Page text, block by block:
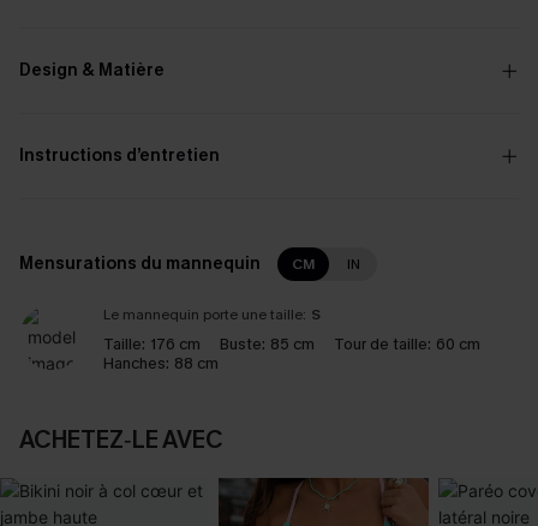
Design & Matière
Instructions d’entretien
Mensurations du mannequin CM IN
Le mannequin porte une taille: S
Taille: 176 cm Buste: 85 cm Tour de taille: 60 cm
Hanches: 88 cm
ACHETEZ‑LE AVEC